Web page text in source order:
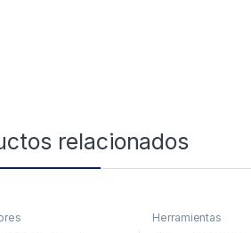
relacionados
Herramientas